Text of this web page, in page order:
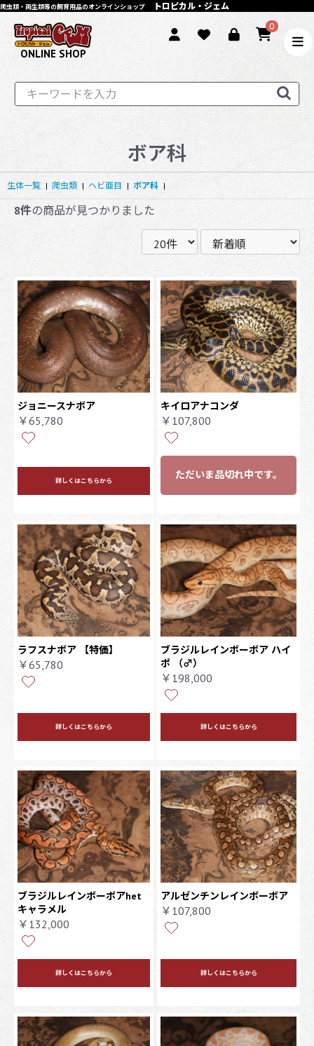
爬虫類・両生類等の飼育用品のオンラインショップ トロピカル・ジェム
0
ONLINE SHOP
ボア科
生体一覧 | 爬虫類 | ヘビ亜目 | ボア科 |
8件の商品が見つかりました
ジョニースナボア
￥65,780
詳しくはこちらから
キイロアナコンダ
￥107,800
ただいま品切れ中です。
ラフスナボア 【特価】
￥65,780
詳しくはこちらから
ブラジルレインボーボア ハイ
ポ
（♂）
￥198,000
詳しくはこちらから
ブラジルレインボーボアhet
キャラメル
￥132,000
詳しくはこちらから
アルゼンチンレインボーボア
￥107,800
詳しくはこちらから